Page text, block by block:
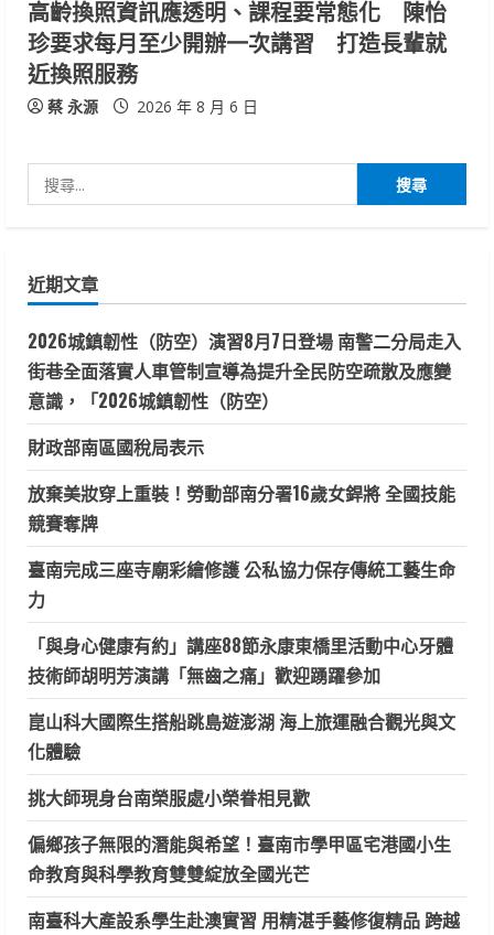
高齡換照資訊應透明、課程要常態化 陳怡
珍要求每月至少開辦一次講習 打造長輩就
近換照服務
蔡 永源 2026 年 8 月 6 日
尋
字:
近期文章
2026城鎮韌性（防空）演習8月7日登場 南警二分局走入
街巷全面落實人車管制宣導為提升全民防空疏散及應變
意識，「2026城鎮韌性（防空）
財政部南區國稅局表示
放棄美妝穿上重裝！勞動部南分署16歲女銲將 全國技能
競賽奪牌
臺南完成三座寺廟彩繪修護 公私協力保存傳統工藝生命
力
「與身心健康有約」講座88節永康東橋里活動中心牙體
技術師胡明芳演講「無齒之痛」歡迎踴躍參加
崑山科大國際生搭船跳島遊澎湖 海上旅運融合觀光與文
化體驗
挑大師現身台南榮服處小榮眷相見歡
偏鄉孩子無限的潛能與希望！臺南市學甲區宅港國小生
命教育與科學教育雙雙綻放全國光芒
南臺科大產設系學生赴澳實習 用精湛手藝修復精品 跨越